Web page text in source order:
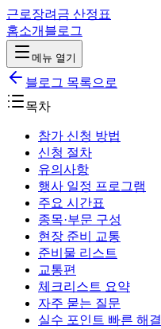
근로장려금 산정표
홈소개 블로그
메뉴 열기
블로그 목록으로
목차
참가 신청 방법
신청 절차
유의사항
행사 일정 프로그램
주요 시간표
종목·부문 구성
현장 준비 교통
준비물 리스트
교통편
체크리스트 요약
자주 묻는 질문
실수 포인트 빠른 해결